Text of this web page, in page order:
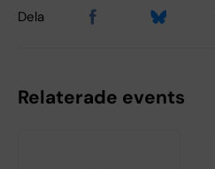
Dela
Relaterade events